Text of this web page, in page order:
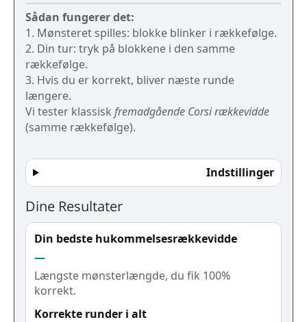
Sådan fungerer det:
1. Mønsteret spilles: blokke blinker i rækkefølge.
2. Din tur: tryk på blokkene i den samme
rækkefølge.
3. Hvis du er korrekt, bliver næste runde
længere.
Vi tester klassisk fremadgående Corsi rækkevidde
(samme rækkefølge).
Indstillinger
Dine Resultater
Din bedste hukommelsesrækkevidde
—
Længste mønsterlængde, du fik 100%
korrekt.
Korrekte runder i alt